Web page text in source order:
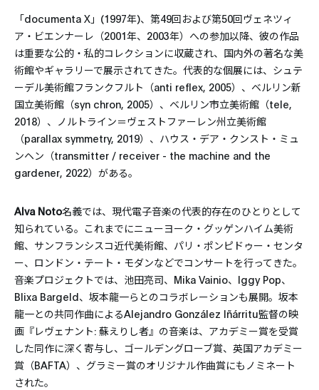
「documenta X」(1997年)、第49回および第50回ヴェネツィ
ア・ビエンナーレ（2001年、2003年）への参加以降、彼の作品
は重要な公的・私的コレクションに収蔵され、国内外の著名な美
術館やギャラリーで展示されてきた。代表的な個展には、シュテ
ーデル美術館フランクフルト（anti reflex, 2005）、ベルリン新
国立美術館（syn chron, 2005）、ベルリン市立美術館（tele,
2018）、ノルトライン＝ヴェストファーレン州立美術館
（parallax symmetry, 2019）、ハウス・デア・クンスト・ミュ
ンヘン（transmitter / receiver - the machine and the
gardener, 2022）がある。
Alva Noto名義では、現代電子音楽の代表的存在のひとりとして
知られている。これまでにニューヨーク・グッゲンハイム美術
館、サンフランシスコ近代美術館、パリ・ポンピドゥー・センタ
ー、ロンドン・テート・モダンなどでコンサートを行ってきた。
音楽プロジェクトでは、池田亮司、Mika Vainio、Iggy Pop、
Blixa Bargeld、坂本龍一らとのコラボレーションも展開。坂本
龍一との共同作曲によるAlejandro González Iñárritu監督の映
画『レヴェナント: 蘇えりし者』の音楽は、アカデミー賞を受賞
した同作に深く寄与し、ゴールデングローブ賞、英国アカデミー
賞（BAFTA）、グラミー賞のオリジナル作曲賞にもノミネート
された。